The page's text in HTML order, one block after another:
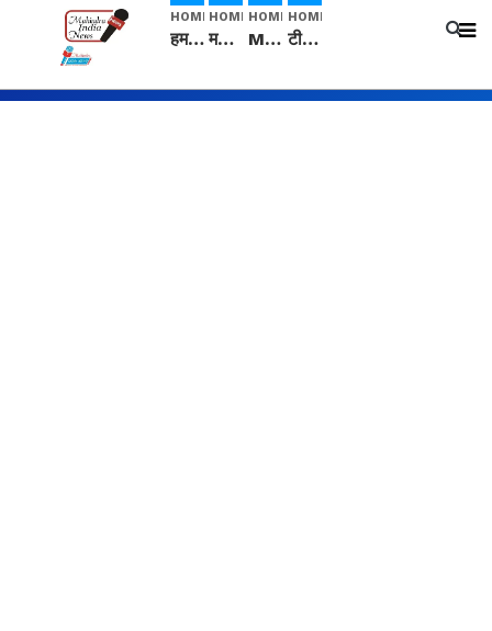
HOME
हम सनातनी..." सांसद kangana Ranaut से क्या बोली लड़की? Viral Jantar-Mantar | CJP protest
HOME
मनीषा हत्याकांड: हत्या, आत्महत्या या कोई बड़ा राज? | Full Story | Josh Haryana
HOME
Mangalsutra: हिंदू धर्म में शादी के बाद मंगलसूत्र क्यों पहनती है महिलाएं, किसने शुरु की ये परंपरा
HOME
टीम बीकेई ने एग्रीकल्चर ग्रेड की यूरिया खाद गट्टों में बदलकर टेक्निकल ग्रेड में बेचने वालों पर करवाई कार्रवाई: लखविंदर सिंह औलख